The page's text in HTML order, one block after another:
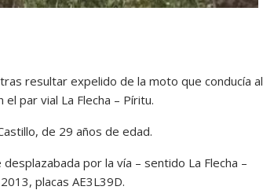
resultar expelido de la moto que conducía al
par vial La Flecha – Píritu.
de 29 años de edad.
por la vía – sentido La Flecha –
placas AE3L39D.